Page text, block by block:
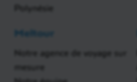
Polynésie
Meltour
Notre agence de voyage sur
mesure